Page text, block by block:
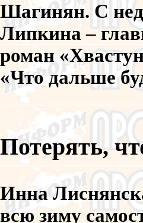
Шагинян. С
Липкина –
роман
«Что дальше
Потерять,
Инна
всю зиму